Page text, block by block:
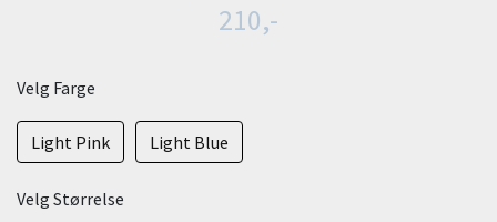
210,-
Velg Farge
Light Pink Light Blue
Velg Størrelse